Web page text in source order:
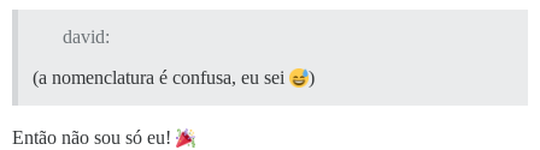
david:
(a nomenclatura é confusa, eu sei
)
Então não sou só eu!